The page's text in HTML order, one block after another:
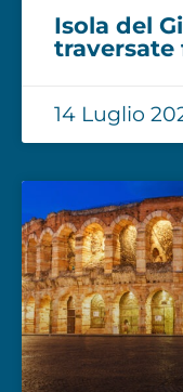
Isola del
traversate
14 Luglio